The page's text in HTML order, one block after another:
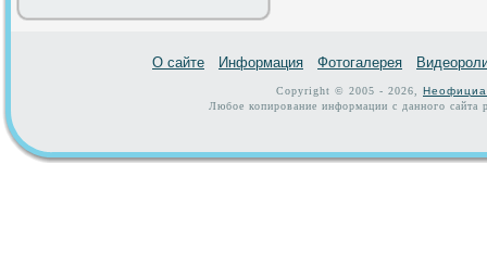
О сайте Информация Фотогалерея
Copyright © 2005 - 2026,
Любое копирование информации с данного сайта